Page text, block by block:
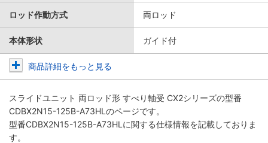
ロッド作動方式 両ロッド
本体形状 ガイド付
商品詳細をもっと見る
スライドユニット 両ロッド形 すべり軸受 CX2シリーズの型番
CDBX2N15-125B-A73HLのページです。
型番CDBX2N15-125B-A73HLに関する仕様情報を記載しておりま
す。